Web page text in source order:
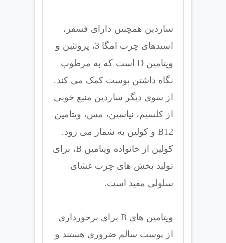
ساردین همچنین دارای فسفر،
اسیدهای چرب امگا 3، پروتئین و
ویتامین D است که به مرطوب
نگاه داشتن پوست کمک می کند.
از سوی دیگر ساردین منبع خوبی
از کلسیم، نیاسین، مس، ویتامین
B12 و کولین به شمار می رود.
کولین از خانواده ویتامین B، برای
تولید بخش های چرب غشای
سلولی مفید است.
ویتامین های B برای برخورداری
از پوست سالم ضروری هستند و